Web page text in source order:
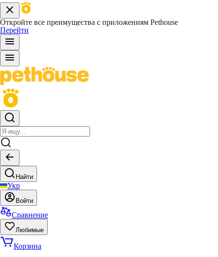
Откройте все преимущества с приложениям Pethouse
Перейти
Найти
Укр
Войти
Сравнение
Любимые
Корзина